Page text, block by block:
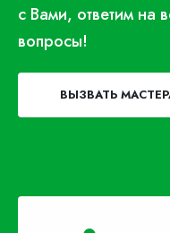
с Вами, ответим на
вопросы!
ВЫЗВАТЬ